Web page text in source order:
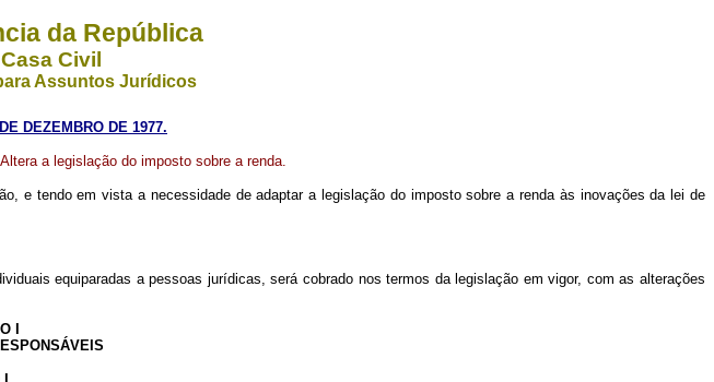
da República
Casa Civil
Assuntos Jurídicos
DEZEMBRO DE 1977.
Altera a legislação do imposto sobre a renda.
e tendo em vista a necessidade de adaptar a legislação do imposto sobre a renda às inovações da lei de
equiparadas a pessoas jurídicas, será cobrado nos termos da legislação em vigor, com as alterações
I